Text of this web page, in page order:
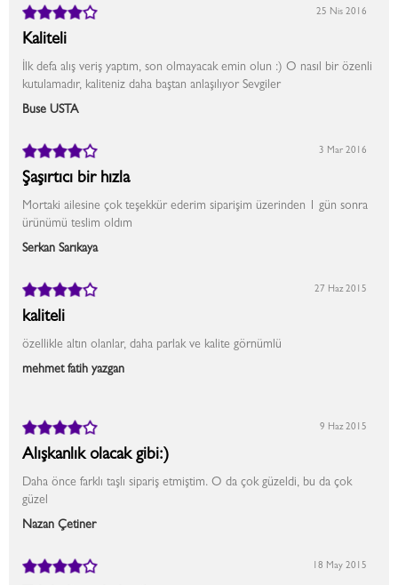
Kaliteli
İlk defa alış veriş yaptım, son olmayacak emin olun :) O nasıl bir özenli
kutulamadır, kaliteniz daha baştan anlaşılıyor Sevgiler
Buse USTA
25 Nis 2016
Şaşırtıcı bir hızla
Mortaki ailesine çok teşekkür ederim siparişim üzerinden 1 gün sonra
ürünümü teslim oldım
Serkan Sarıkaya
3 Mar 2016
kaliteli
özellikle altın olanlar, daha parlak ve kalite görnümlü
mehmet fatih yazgan
27 Haz 2015
Alışkanlık olacak gibi:)
Daha önce farklı taşlı sipariş etmiştim. O da çok güzeldi, bu da çok
güzel
Nazan Çetiner
9 Haz 2015
18 May 2015